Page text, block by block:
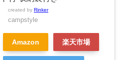
created by Rinker
campstyle
Amazon 楽天市場